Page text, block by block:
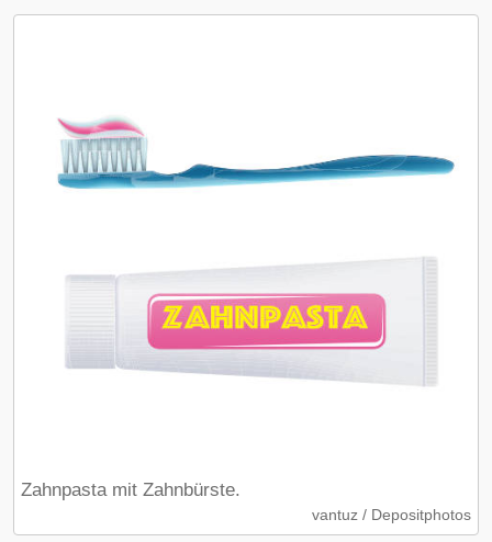
Zahnpasta mit Zahnbürste.
vantuz / Depositphotos